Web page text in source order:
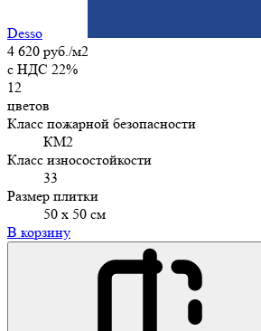
Desso
4 620 руб./м2
c НДС 22%
12
цветов
Класс пожарной безопасности
КМ2
Класс износостойкости
33
Размер плитки
50 х 50 см
В корзину